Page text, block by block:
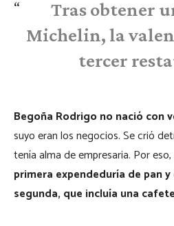
Tras obtener
Michelin, la
tercer
Begoña Rodrigo no nació con
suyo eran los negocios. Se crió
tenía alma de empresaria. Por eso,
primera expendeduría de pan
segunda, que incluía una